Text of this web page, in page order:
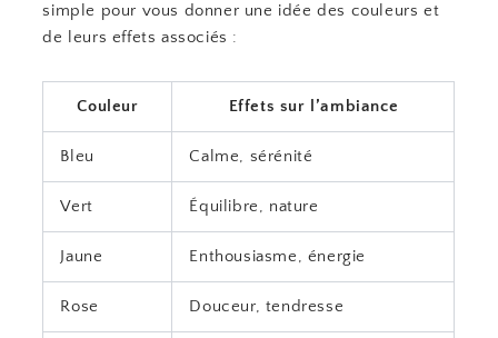
simple pour vous donner une idée des couleurs et
de leurs effets associés :
Couleur Effets sur l’ambiance
Bleu Calme, sérénité
Vert Équilibre, nature
Jaune Enthousiasme, énergie
Rose Douceur, tendresse